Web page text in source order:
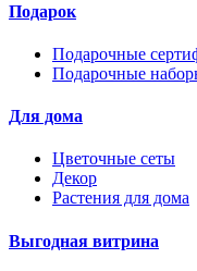
Подарок
Подарочные
Подарочные
Для дома
Цветочные сеты
Декор
Растения для дома
Выгодная витрина